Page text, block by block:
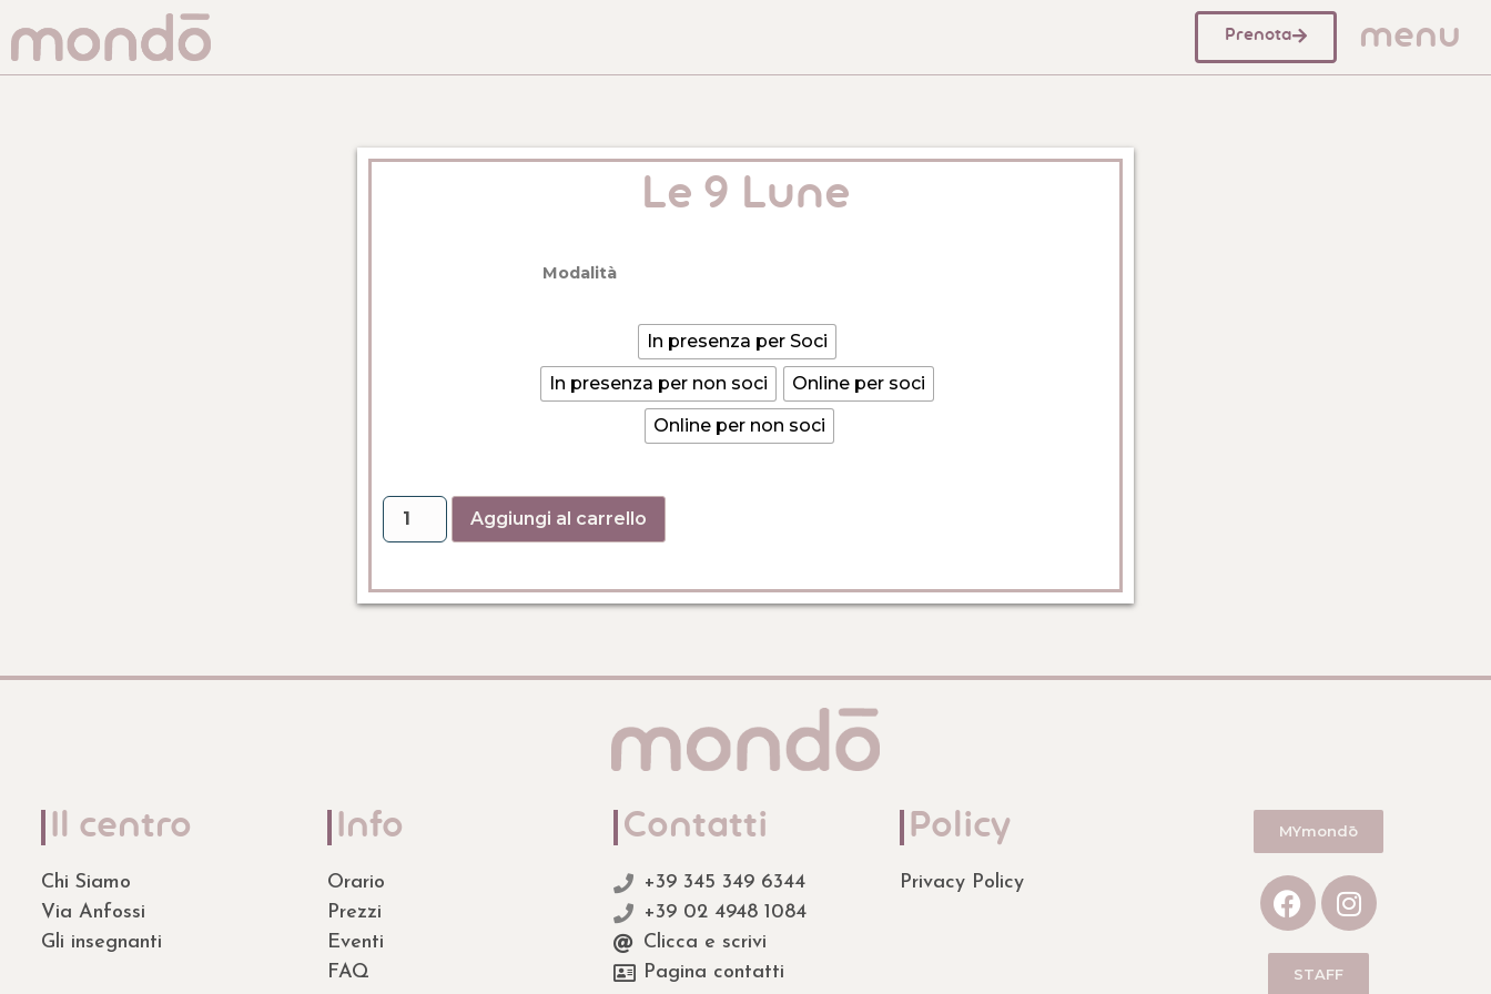
Prenota menu
Le 9 Lune
Modalità
In presenza per Soci
In presenza per non soci
Online per soci
Online per non soci
Aggiungi al carrello
Il centro
Chi Siamo
Via Anfossi
Gli insegnanti
Info
Orario
Prezzi
Eventi
FAQ
Contatti
+39 345 349 6344
+39 02 4948 1084
Clicca e scrivi
Pagina contatti
Policy
Privacy Policy
MYmondō
STAFF